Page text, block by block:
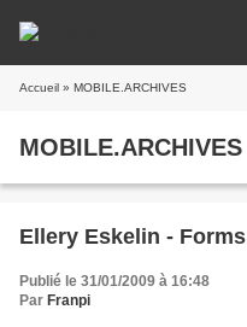
Accueil » MOBILE.ARCHIVES
MOBILE.ARCHIVES
Ellery Eskelin - Forms
Publié le 31/01/2009 à 16:48
Par Franpi